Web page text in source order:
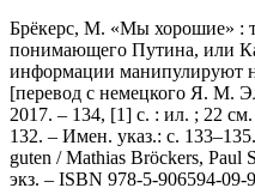
Брёкерс, М. «Мы хорошие» :
понимающего Путина, или
информации манипулируют
[перевод с немецкого Я.
2017. – 134, [1] с. : ил. ; 22
132. – Имен. указ.: с.
guten / Mathias Bröckers, Paul
экз. – ISBN 978-5-906594-09-